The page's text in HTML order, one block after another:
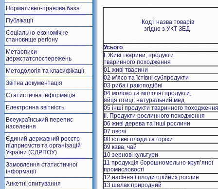
Нормативно-правова база
Публікації
Соціально-економічне
становище регіону
Метаописи
держстатспостережень
Методологія та класифікації
Звітна документація
Статистична інформація
Електронна звітність
Всеукраїнський перепис
населення
Єдиний державний реєстр
підприємств та організацій
України (ЄДРПОУ)
Замовлення статистичної
інформації
Анкетні опитування
Код і назва товарів
згідно з УКТ ЗЕД
Усього
I. Живi тварини; продукти
тваринного походження
01 живі тварини
02 м’ясо та їстівні субпродукти
03 риба і ракоподібні
04 молоко та молочні продукти,
яйця птиці; натуральний мед
05 інші продукти тваринного походження
II. Продукти рослинного походження
06 живі дерева та інші рослини
07 овочі
08 їстівні плоди та горіхи
09 кава, чай
10 зернові культури
11 продукція борошномельно-круп’яної
промисловості
12 насіння і плоди олійних рослин
13 шелак природний